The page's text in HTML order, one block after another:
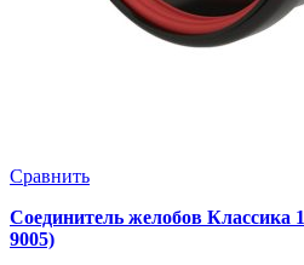
Сравнить
Соединитель желобов
9005)